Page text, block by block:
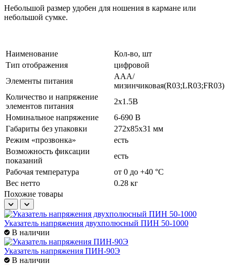
Небольшой размер удобен для ношения в кармане или
небольшой сумке.
Наименование
Кол-во, шт
Тип отображения
цифровой
Элементы питания
AAA/
мизинчиковая(R03;LR03;FR03)
Количество и напряжение
элементов питания
2х1.5B
Номинальное напряжение
6-690 В
Габариты без упаковки
272х85х31 мм
Режим «прозвонка»
есть
Возможность фиксации
показаний
есть
Рабочая температура
от 0 до +40 °С
Вес нетто
0.28 кг
Похожие товары
Указатель напряжения двухполюсный ПИН 50-1000
В наличии
Указатель напряжения ПИН-90Э
В наличии